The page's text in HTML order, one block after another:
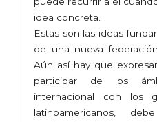
idea concreta.
Estas son las ideas
de una nueva
Aún así hay que
participar de los
internacional con los
latinoamericanos,